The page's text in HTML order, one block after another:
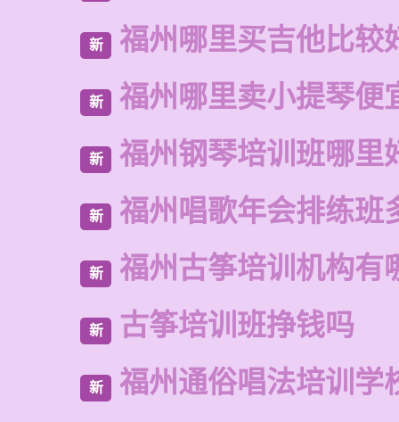
新 福州哪里买吉他比较
新 福州哪里卖小提琴便
新 福州钢琴培训班哪里
新 福州唱歌年会排练班
新 福州古筝培训机构有
新 古筝培训班挣钱吗
新 福州通俗唱法培训学